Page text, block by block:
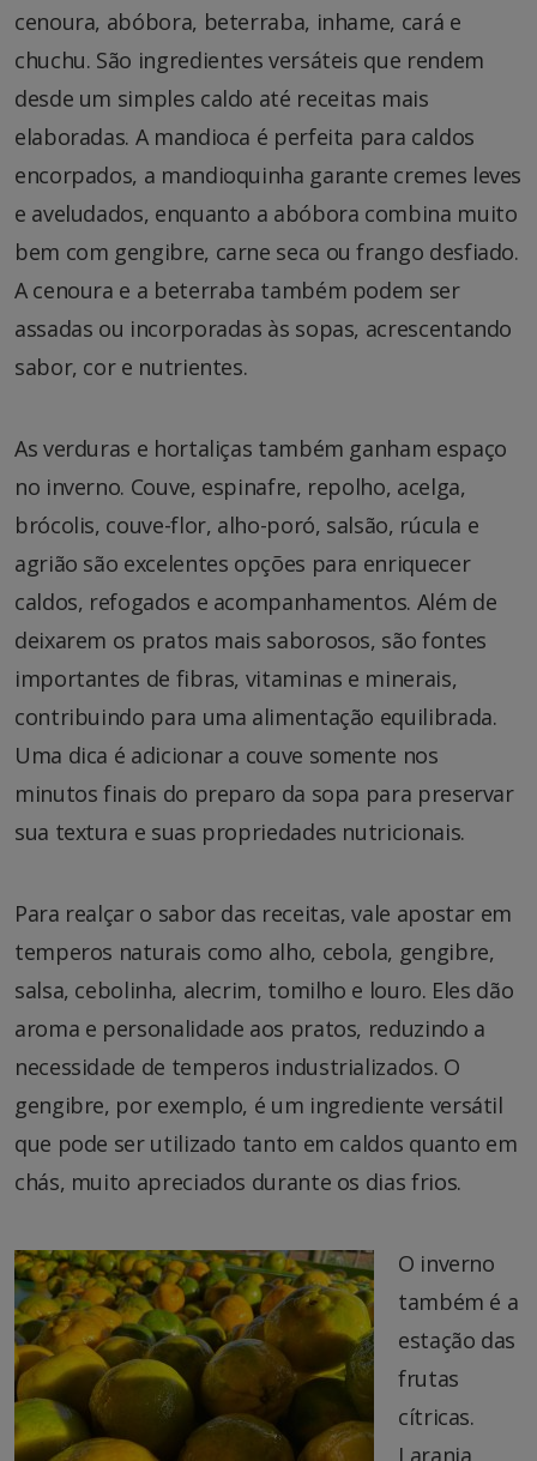
cenoura, abóbora, beterraba, inhame, cará e
chuchu. São ingredientes versáteis que rendem
desde um simples caldo até receitas mais
elaboradas. A mandioca é perfeita para caldos
encorpados, a mandioquinha garante cremes leves
e aveludados, enquanto a abóbora combina muito
bem com gengibre, carne seca ou frango desfiado.
A cenoura e a beterraba também podem ser
assadas ou incorporadas às sopas, acrescentando
sabor, cor e nutrientes.
As verduras e hortaliças também ganham espaço
no inverno. Couve, espinafre, repolho, acelga,
brócolis, couve-flor, alho-poró, salsão, rúcula e
agrião são excelentes opções para enriquecer
caldos, refogados e acompanhamentos. Além de
deixarem os pratos mais saborosos, são fontes
importantes de fibras, vitaminas e minerais,
contribuindo para uma alimentação equilibrada.
Uma dica é adicionar a couve somente nos
minutos finais do preparo da sopa para preservar
sua textura e suas propriedades nutricionais.
Para realçar o sabor das receitas, vale apostar em
temperos naturais como alho, cebola, gengibre,
salsa, cebolinha, alecrim, tomilho e louro. Eles dão
aroma e personalidade aos pratos, reduzindo a
necessidade de temperos industrializados. O
gengibre, por exemplo, é um ingrediente versátil
que pode ser utilizado tanto em caldos quanto em
chás, muito apreciados durante os dias frios.
O inverno
também é a
estação das
frutas
cítricas.
Laranja,